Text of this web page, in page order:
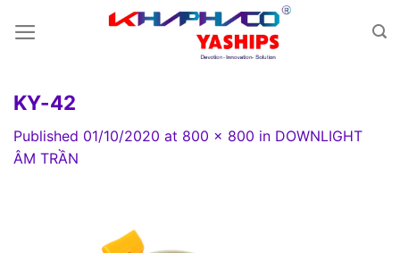
KY-42
Published 01/10/2020 at 800 × 800 in DOWNLIGHT
ÂM TRẦN